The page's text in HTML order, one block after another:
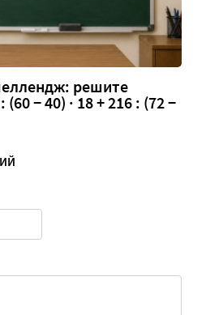
решите
− 40) · 18 + 216 : (72 −